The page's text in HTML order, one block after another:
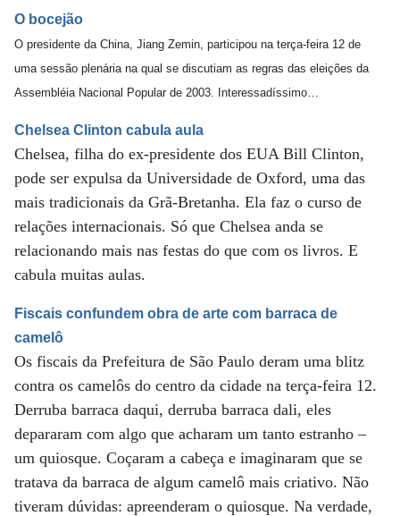
O bocejão
O presidente da China, Jiang Zemin, participou na terça-feira 12 de
uma sessão plenária na qual se discutiam as regras das eleições da
Assembléia Nacional Popular de 2003. Interessadíssimo…
Chelsea Clinton cabula aula
Chelsea, filha do ex-presidente dos EUA Bill Clinton,
pode ser expulsa da Universidade de Oxford, uma das
mais tradicionais da Grã-Bretanha. Ela faz o curso de
relações internacionais. Só que Chelsea anda se
relacionando mais nas festas do que com os livros. E
cabula muitas aulas.
Fiscais confundem obra de arte com barraca de
camelô
Os fiscais da Prefeitura de São Paulo deram uma blitz
contra os camelôs do centro da cidade na terça-feira 12.
Derruba barraca daqui, derruba barraca dali, eles
depararam com algo que acharam um tanto estranho –
um quiosque. Coçaram a cabeça e imaginaram que se
tratava da barraca de algum camelô mais criativo. Não
tiveram dúvidas: apreenderam o quiosque. Na verdade,